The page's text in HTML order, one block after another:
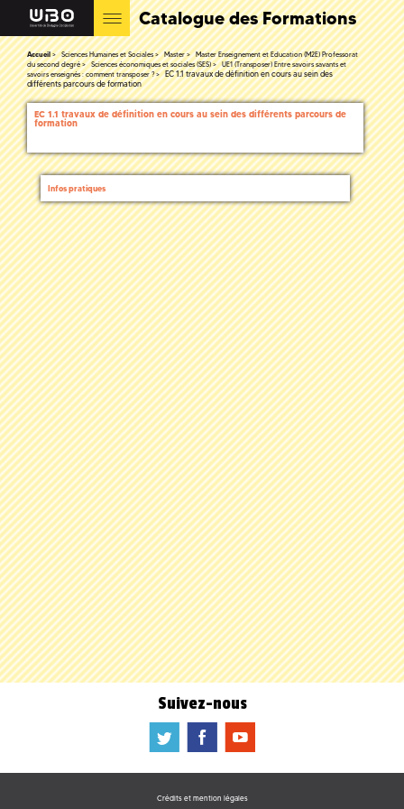
Catalogue des Formations
Accueil Sciences Humaines et Sociales Master
Master Enseignement et Education (M2E) Professorat
du second degré
Sciences économiques et sociales (SES)
UE1 (Transposer) Entre savoirs savants et
savoirs enseignés : comment transposer ?
EC 1.1 travaux de définition en cours au sein des
différents parcours de formation
EC 1.1 travaux de définition en cours au sein des différents parcours de
formation
Infos pratiques
Suivez-nous
a b f
Crédits et mention légales